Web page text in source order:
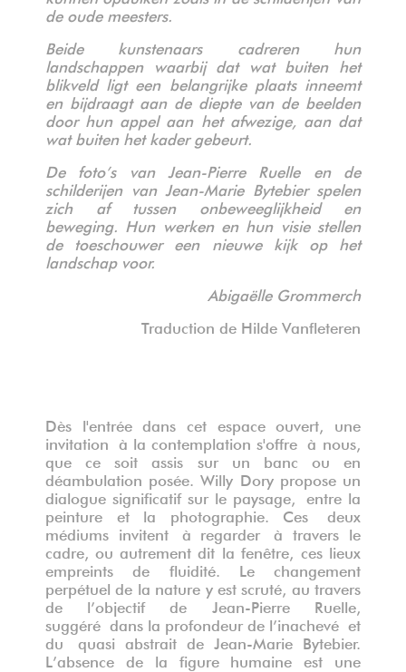
de oude meesters.
Beide kunstenaars cadreren hun
landschappen waarbij dat wat buiten het
blikveld ligt een belangrijke plaats inneemt
en bijdraagt aan de diepte van de beelden
door hun appel aan het afwezige, aan dat
wat buiten het kader gebeurt.
De foto’s van Jean-Pierre Ruelle en de
schilderijen van Jean-Marie Bytebier spelen
zich af tussen onbeweeglijkheid en
beweging. Hun werken en hun visie stellen
de toeschouwer een nieuwe kijk op het
landschap voor.
Abigaëlle Grommerch
Traduction de Hilde Vanfleteren
D è s l'entrée dans cet espace ouvert, une
invitation à la contemplation s'offre à nous,
que ce soit assis sur un banc ou en
déambulation posée. Willy Dory propose un
dialogue significatif sur le paysage entre la
peinture et la photographie. Ces deux
médiums invitent à regarder à travers le
cadre ou autrement dit la fen être, ces lieux
empreints de fluidité. Le changement
perpétuel de la nature y est scruté, au travers
de l ’ objectif de Jean-Pierre Ruelle
suggéré dans la profondeur de l ’ inachevé et
du quasi abstrait de Jean-Marie Bytebier.
’ absence de la figure humaine est une